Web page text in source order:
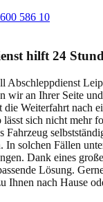
586 10
hilft 24
Abschleppdienst
wir an Ihrer Seite
die Weiterfahrt nach
sich nicht mehr
Fahrzeug
In solchen Fällen
Dank eines
Lösung.
Ihnen nach Hause